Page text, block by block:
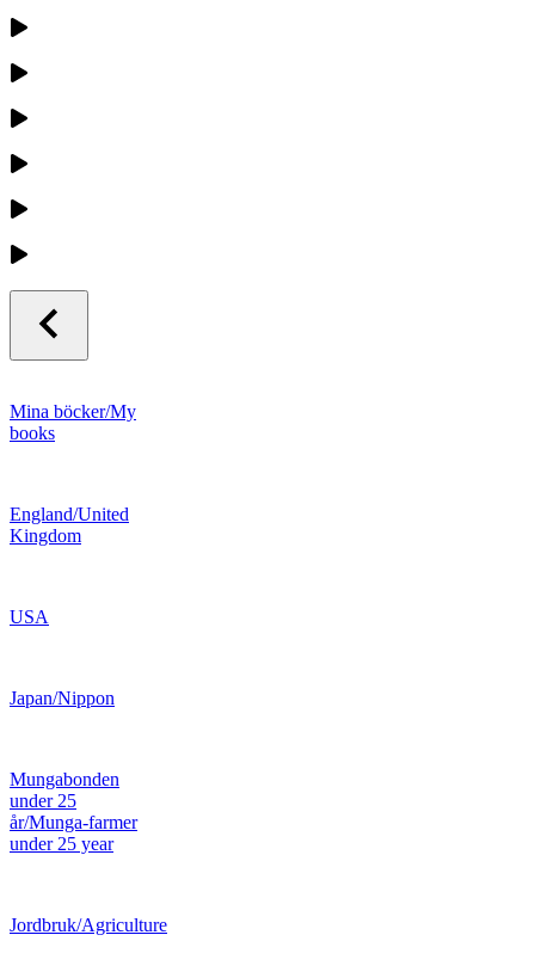
Mina böcker/My
books
England/United
Kingdom
USA
Japan/Nippon
Mungabonden
under 25
år/Munga-farmer
under 25 year
Jordbruk/Agriculture